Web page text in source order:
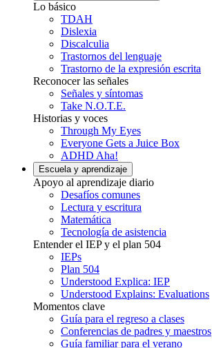
Lo básico
TDAH
Dislexia
Discalculia
Trastornos del lenguaje
Trastorno de la expresión escrita
Reconocer las señales
Señales y síntomas
Take N.O.T.E.
Historias y voces
Through My Eyes
Everyone Gets a Juice Box
ADHD Aha!
Escuela y aprendizaje
Apoyo al aprendizaje diario
Desafíos comunes
Lectura y escritura
Matemática
Tecnología de asistencia
Entender el IEP y el plan 504
IEPs
Plan 504
Understood Explica: IEP
Understood Explains: Evaluations
Momentos clave
Guía para el regreso a clases
Conferencias de padres y maestros
Guía familiar para el verano